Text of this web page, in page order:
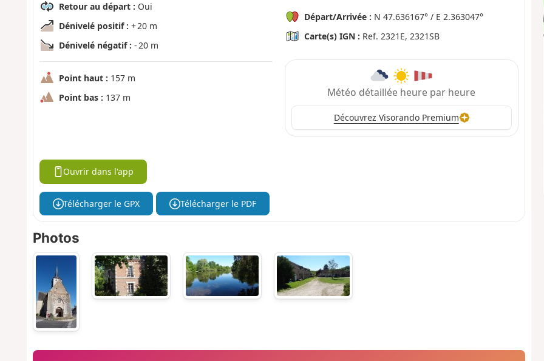
Retour au départ : Oui
Dénivelé positif : + 20 m
Dénivelé négatif : - 20 m
Point haut : 157 m
Point bas : 137 m
Départ/Arrivée : N 47.636167° / E 2.363047°
Carte(s) IGN : Ref. 2321E, 2321SB
Météo détaillée heure par heure
Découvrez Visorando Premium
Ouvrir dans l'app
Télécharger le GPX Télécharger le PDF
Photos